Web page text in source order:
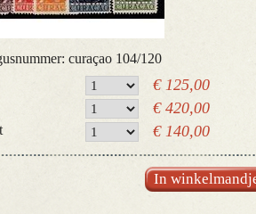
curaçao 104/120
€ 125,00
€ 420,00
€ 140,00
In